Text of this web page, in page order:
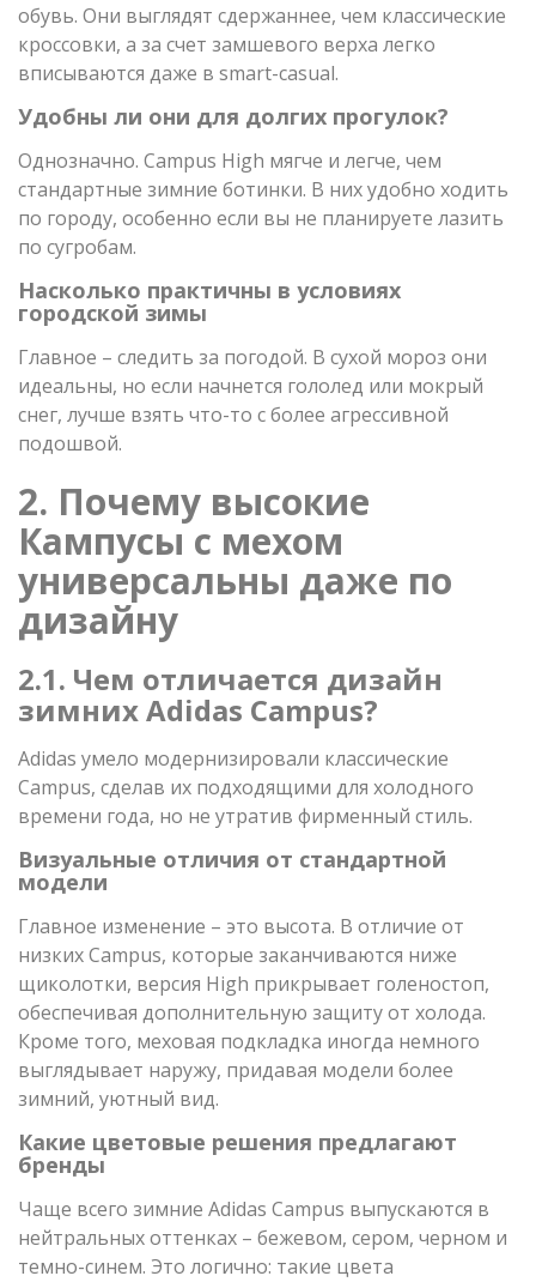
обувь. Они выглядят сдержаннее, чем классические
кроссовки, а за счет замшевого верха легко
вписываются даже в smart-casual.
Удобны ли они для долгих прогулок?
Однозначно. Campus High мягче и легче, чем
стандартные зимние ботинки. В них удобно ходить
по городу, особенно если вы не планируете лазить
по сугробам.
Насколько практичны в условиях
городской зимы
Главное – следить за погодой. В сухой мороз они
идеальны, но если начнется гололед или мокрый
снег, лучше взять что-то с более агрессивной
подошвой.
2. Почему высокие
Кампусы с мехом
универсальны даже по
дизайну
2.1. Чем отличается дизайн
зимних Adidas Campus?
Adidas умело модернизировали классические
Campus, сделав их подходящими для холодного
времени года, но не утратив фирменный стиль.
Визуальные отличия от стандартной
модели
Главное изменение – это высота. В отличие от
низких Campus, которые заканчиваются ниже
щиколотки, версия High прикрывает голеностоп,
обеспечивая дополнительную защиту от холода.
Кроме того, меховая подкладка иногда немного
выглядывает наружу, придавая модели более
зимний, уютный вид.
Какие цветовые решения предлагают
бренды
Чаще всего зимние Adidas Campus выпускаются в
нейтральных оттенках – бежевом, сером, черном и
темно-синем. Это логично: такие цвета